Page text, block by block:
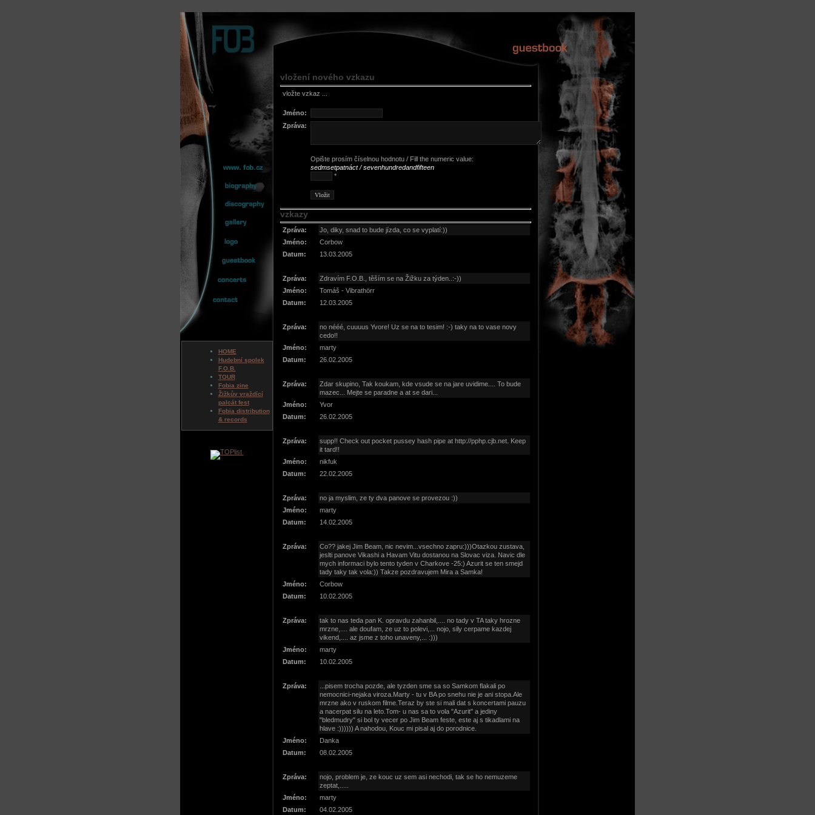
HOME
Hudební spolek
F.O.B.
TOUR
Fobia zine
Žižkův vraždící
palcát fest
Fobia distribution
& records
vložení nového vzkazu
vložte vzkaz ...
Jméno:
Zpráva:
Opište prosím číselnou hodnotu / Fill the numeric value:
sedmsetpatnáct / sevenhundredandfifteen
*
vzkazy
Zpráva:
Jo, diky, snad to bude jízda, co se vyplatí:))
Jméno:
Corbow
Datum:
13.03.2005
Zpráva:
Zdravím F.O.B., těším se na Žižku za týden..:-))
Jméno:
Tomáš - Vibrathörr
Datum:
12.03.2005
Zpráva:
no nééé, cuuuus Yvore! Uz se na to tesim! :-) taky na to vase novy
cedo!!
Jméno:
marty
Datum:
26.02.2005
Zpráva:
Zdar skupino, Tak koukam, kde vsude se na jare uvidime.... To bude
mazec... Mejte se paradne a at se dari...
Jméno:
Yvor
Datum:
26.02.2005
Zpráva:
supp!! Check out pocket pussey hash pipe at http://pphp.cjb.net. Keep
it tard!!
Jméno:
nikfuk
Datum:
22.02.2005
Zpráva:
no ja myslim, ze ty dva panove se provezou :))
Jméno:
marty
Datum:
14.02.2005
Zpráva:
Co?? jakej Jim Beam, nic nevim...vsechno zapru:)))Otazkou zustava,
jeslti panove Vikashi a Havam Vitu dostanou na Slovac viza. Navic dle
mych informaci bylo tento tyden v Charkove -25:) Azurit se ten smejd
tady taky tak vola:)) Takze pozdravujem Mira a Samka!
Jméno:
Corbow
Datum:
10.02.2005
Zpráva:
tak to nas teda pan K. opravdu zahanbil,.... no tady v TA taky hrozne
mrzne,.... ale doufam, ze uz to polevi,... nojo, sily cerpame kazdej
vikend,.... az jsme z toho unaveny,... :)))
Jméno:
marty
Datum:
10.02.2005
Zpráva:
...pisem trocha pozde, ale tyzden sme sa so Samkom flakali po
nemocnici-nejaka viroza.Marty - tu v BA po snehu nie je ani stopa.Ale
mrzne ako v ruskom filme.Teraz by ste si mali dat s koncertami pauzu
a nacerpat silu na leto.Tom- u nas sa to vola "Azurit" a jediny
"bledmudry" si bol ty vecer po Jim Beam feste, este aj s tikadlami na
hlave :)))))) A nahodou, Kouc mi pisal aj do porodnice.
Jméno:
Danka
Datum:
08.02.2005
Zpráva:
nojo, problem je, ze kouc uz sem asi nechodi, tak se ho nemuzeme
zeptat,.....
Jméno:
marty
Datum:
04.02.2005